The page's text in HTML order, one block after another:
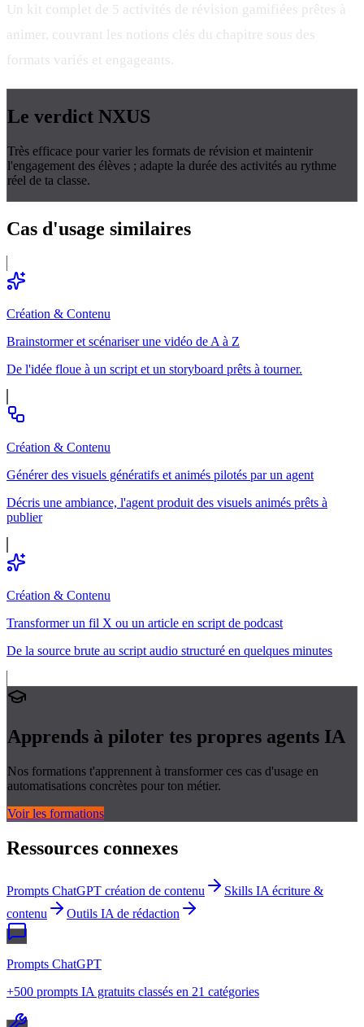
Un kit complet de 5 activités de révision gamifiées prêtes à
animer, couvrant les notions clés du chapitre sous des
formats variés et engageants.
Le verdict NXUS
Très efficace pour varier les formats de révision et maintenir
l'engagement des élèves ; adapte la durée des activités au rythme
réel de ta classe.
Cas d'usage similaires
Création & Contenu
Brainstormer et scénariser une vidéo de A à Z
De l'idée floue à un script et un storyboard prêts à tourner.
Création & Contenu
Générer des visuels génératifs et animés pilotés par un agent
Décris une ambiance, l'agent produit des visuels animés prêts à
publier
Création & Contenu
Transformer un fil X ou un article en script de podcast
De la source brute au script audio structuré en quelques minutes
Apprends à piloter tes propres agents IA
Nos formations t'apprennent à transformer ces cas d'usage en
automatisations concrètes pour ton métier.
Voir les formations
Ressources connexes
Prompts ChatGPT création de contenu
Skills IA écriture &
contenu
Outils IA de rédaction
Prompts ChatGPT
+500 prompts IA gratuits classés en 21 catégories